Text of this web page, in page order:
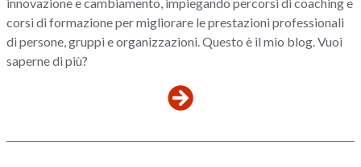
corsi di formazione per migliorare le prestazioni professionali
di persone, gruppi e organizzazioni. Questo è il mio blog. Vuoi
saperne di più?